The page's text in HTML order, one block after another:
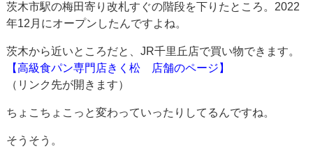
茨木市駅の梅田寄り改札すぐの階段を下りたところ。2022
年12月にオープンしたんですよね。
茨木から近いところだと、JR千里丘店で買い物できます。
【高級食パン専門店きく松 店舗のページ】
（リンク先が開きます）
ちょこちょこっと変わっていったりしてるんですね。
そうそう。